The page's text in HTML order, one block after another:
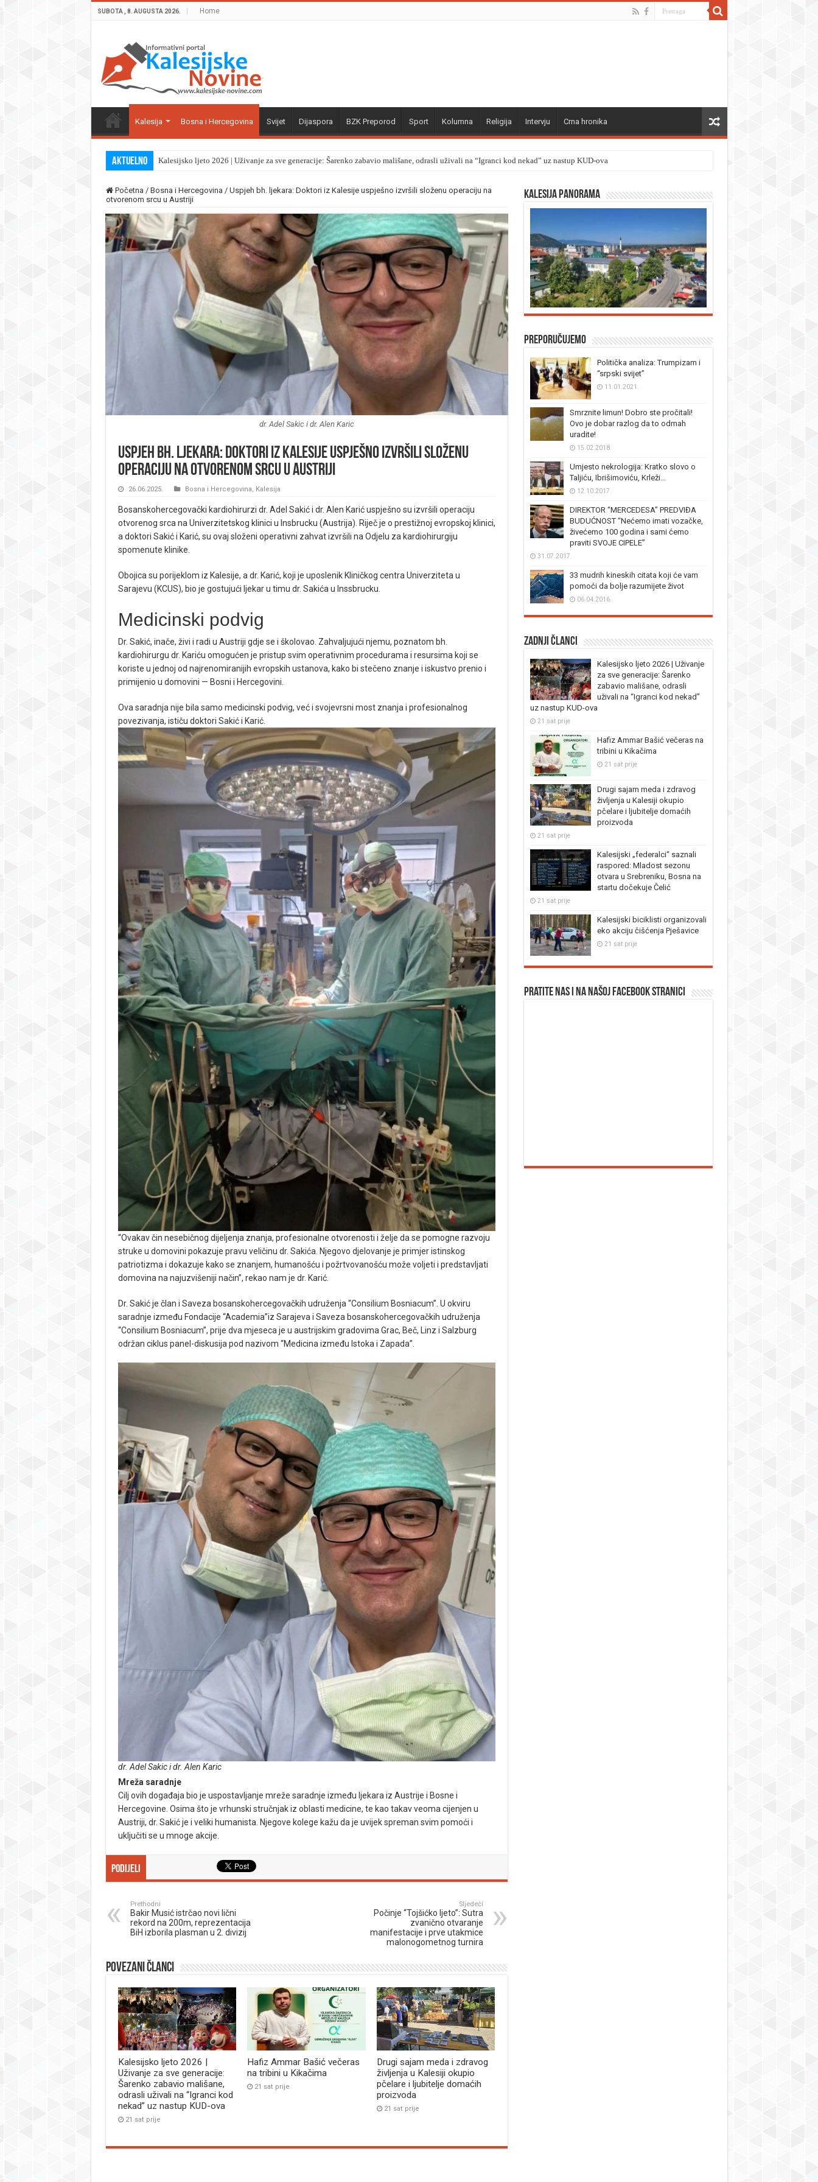
SUBOTA , 8. AUGUSTA 2026. Home
Kalesija Bosna i Hercegovina Svijet Dijaspora BZK Preporod Sport Kolumna Religija Intervju Crna hronika
Aktuelno Kalesijsko ljeto 2026 | Uživanje za sve generacije: Šarenko zabavio mališane, odrasli uživali na “Igranci kod nekad” uz nastup KUD-ova
Početna / Bosna i Hercegovina / Uspjeh bh. ljekara: Doktori iz Kalesije uspješno izvršili složenu operaciju na
otvorenom srcu u Austriji
dr. Adel Sakic i dr. Alen Karic
Uspjeh bh. ljekara: Doktori iz Kalesije uspješno izvršili složenu
operaciju na otvorenom srcu u Austriji
26.06.2025. Bosna i Hercegovina, Kalesija
Bosanskohercegovački kardiohirurzi dr. Adel Sakić i dr. Alen Karić uspješno su izvršili operaciju
otvorenog srca na Univerzitetskog klinici u Insbrucku (Austrija). Riječ je o prestižnoj evropskoj klinici,
a doktori Sakić i Karić, su ovaj složeni operativni zahvat izvršili na Odjelu za kardiohirurgiju
spomenute klinike.
Obojica su porijeklom iz Kalesije, a dr. Karić, koji je uposlenik Kliničkog centra Univerziteta u
Sarajevu (KCUS), bio je gostujući ljekar u timu dr. Sakića u Inssbrucku.
Medicinski podvig
Dr. Sakić, inače, živi i radi u Austriji gdje se i školovao. Zahvaljujući njemu, poznatom bh.
kardiohirurgu dr. Kariću omogućen je pristup svim operativnim procedurama i resursima koji se
koriste u jednoj od najrenomiranijih evropskih ustanova, kako bi stečeno znanje i iskustvo prenio i
primijenio u domovini — Bosni i Hercegovini.
Ova saradnja nije bila samo medicinski podvig, već i svojevrsni most znanja i profesionalnog
povezivanja, ističu doktori Sakić i Karić.
“Ovakav čin nesebičnog dijeljenja znanja, profesionalne otvorenosti i želje da se pomogne razvoju
struke u domovini pokazuje pravu veličinu dr. Sakića. Njegovo djelovanje je primjer istinskog
patriotizma i dokazuje kako se znanjem, humanošću i požrtvovanošću može voljeti i predstavljati
domovina na najuzvišeniji način”, rekao nam je dr. Karić.
Dr. Sakić je član i Saveza bosanskohercegovačkih udruženja “Consilium Bosniacum”. U okviru
saradnje između Fondacije “Academia”iz Sarajeva i Saveza bosanskohercegovačkih udruženja
“Consilium Bosniacum”, prije dva mjeseca je u austrijskim gradovima Grac, Beč, Linz i Salzburg
održan ciklus panel-diskusija pod nazivom “Medicina između Istoka i Zapada”.
dr. Adel Sakic i dr. Alen Karic
Mreža saradnje
Cilj ovih događaja bio je uspostavljanje mreže saradnje između ljekara iz Austrije i Bosne i
Hercegovine. Osima što je vrhunski stručnjak iz oblasti medicine, te kao takav veoma cijenjen u
Austriji, dr. Sakić je i veliki humanista. Njegove kolege kažu da je uvijek spreman svim pomoći i
uključiti se u mnoge akcije.
Podijeli
Prethodni
Bakir Musić istrčao novi lični
rekord na 200m, reprezentacija
BiH izborila plasman u 2. divizij
Sljedeći
Počinje “Tojšićko ljeto”: Sutra
zvanično otvaranje
manifestacije i prve utakmice
malonogometnog turnira
Povezani članci
Kalesijsko ljeto 2026 |
Uživanje za sve generacije:
Šarenko zabavio mališane,
odrasli uživali na “Igranci kod
nekad” uz nastup KUD-ova
21 sat prije
Hafiz Ammar Bašić večeras
na tribini u Kikačima
21 sat prije
Drugi sajam meda i zdravog
življenja u Kalesiji okupio
pčelare i ljubitelje domaćih
proizvoda
21 sat prije
Kalesija panorama
Preporučujemo
Politička analiza: Trumpizam i
“srpski svijet”
11.01.2021.
Smrznite limun! Dobro ste pročitali!
Ovo je dobar razlog da to odmah
uradite!
15.02.2018.
Umjesto nekrologija: Kratko slovo o
Taljiću, Ibrišimoviću, Krleži…
12.10.2017.
DIREKTOR “MERCEDESA” PREDVIĐA
BUDUĆNOST “Nećemo imati vozačke,
živećemo 100 godina i sami ćemo
praviti SVOJE CIPELE”
31.07.2017.
33 mudrih kineskih citata koji će vam
pomoći da bolje razumijete život
06.04.2016.
Zadnji članci
Kalesijsko ljeto 2026 | Uživanje
za sve generacije: Šarenko
zabavio mališane, odrasli
uživali na “Igranci kod nekad”
uz nastup KUD-ova
21 sat prije
Hafiz Ammar Bašić večeras na
tribini u Kikačima
21 sat prije
Drugi sajam meda i zdravog
življenja u Kalesiji okupio
pčelare i ljubitelje domaćih
proizvoda
21 sat prije
Kalesijski „federalci“ saznali
raspored: Mladost sezonu
otvara u Srebreniku, Bosna na
startu dočekuje Čelić
21 sat prije
Kalesijski biciklisti organizovali
eko akciju čišćenja Pješavice
21 sat prije
Pratite nas i na našoj facebook stranici